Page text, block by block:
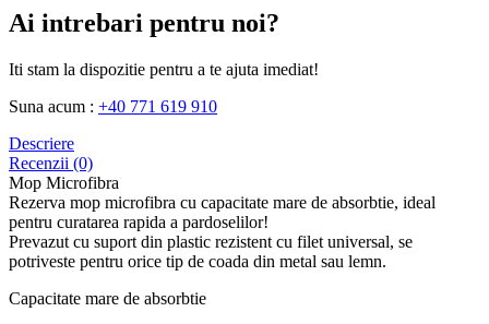
Ai intrebari pentru noi?
Iti stam la dispozitie pentru a te ajuta imediat!
Suna acum : +40 771 619 910
Descriere
Recenzii (0)
Mop Microfibra
Rezerva mop microfibra cu capacitate mare de absorbtie, ideal
pentru curatarea rapida a pardoselilor!
Prevazut cu suport din plastic rezistent cu filet universal, se
potriveste pentru orice tip de coada din metal sau lemn.
Capacitate mare de absorbtie